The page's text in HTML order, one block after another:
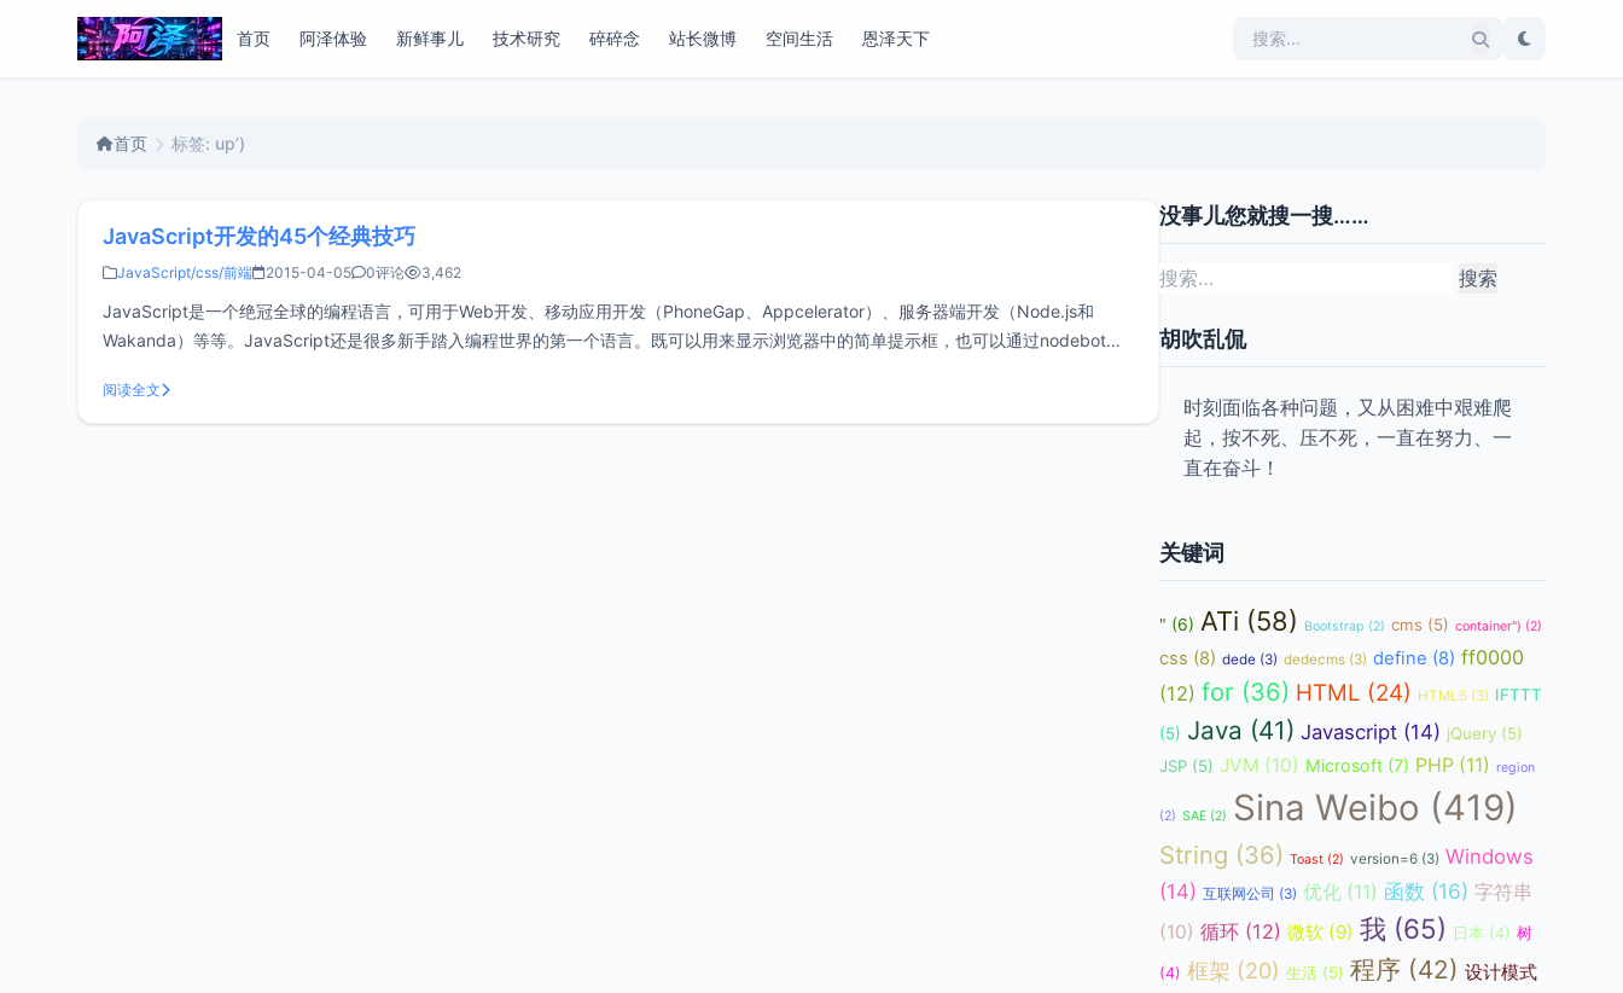
首页 阿泽体验 新鲜事儿 技术研究 碎碎念 站长微博 空间生活 恩泽天下
首页 标签: up’)
JavaScript开发的45个经典技巧
JavaScript/css/前端 2015-04-05 0评论 3,462
JavaScript是一个绝冠全球的编程语言，可用于Web开发、移动应用开发（PhoneGap、Appcelerator）、服务器端开发（Node.js和
Wakanda）等等。JavaScript还是很多新手踏入编程世界的第一个语言。既可以用来显示浏览器中的简单提示框，也可以通过nodebot或
阅读全文
没事儿您就搜一搜……
搜
胡吹乱侃
时刻面临各种问题，又从困难中艰难爬
起，按不死、压不死，一直在努力、一
直在奋斗！
关键词
" (6) ATi (58) Bootstrap (2) cms (5) container") (2)
css (8) dede (3) dedecms (3) define (8) ff0000
(12) for (36) HTML (24) HTML5 (3) IFTTT
(5) Java (41) Javascript (14) jQuery (5)
JSP (5) JVM (10) Microsoft (7) PHP (11) region
(2) SAE (2) Sina Weibo (419)
String (36) Toast (2) version=6 (3) Windows
(14) 互联网公司 (3) 优化 (11) 函数 (16) 字符串
(10) 循环 (12) 微软 (9) 我 (65) 日本 (4) 树
(4) 框架 (20) 生活 (5) 程序 (42) 设计模式